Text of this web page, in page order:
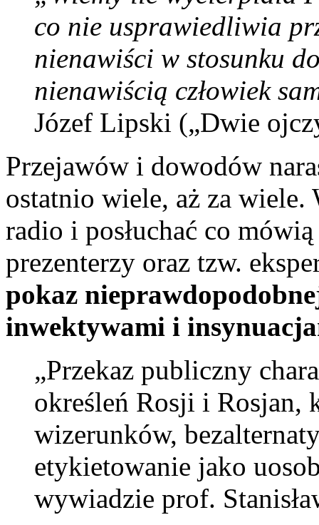
co nie usprawiedliwia
nienawiści w stosunku
nienawiścią człowiek
Józef Lipski („Dwie
Przejawów i dowodów
ostatnio wiele, aż za wiele.
radio i posłuchać co
prezenterzy oraz tzw.
pokaz
inwektywami i
„Przekaz publiczny
określeń Rosji i Rosjan,
wizerunków,
etykietowanie jako
wywiadzie prof.